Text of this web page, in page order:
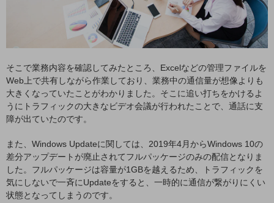
自動化・省電化
人材不足解消
業種・業態で探す
自治体
一次産業
医療・介護
そこで業務内容を確認してみたところ、Excelなどの管理ファイルを
Web上で共有しながら作業しており、業務中の通信量が想像よりも
大きくなっていたことがわかりました。そこに追い打ちをかけるよ
うにトラフィックの大きなビデオ会議が行われたことで、通話に支
障が出ていたのです。
また、Windows Updateに関しては、2019年4月からWindows 10の
差分アップデートが廃止されてフルパッケージのみの配信となりま
した。フルパッケージは容量が1GBを越えるため、トラフィックを
気にしないで一斉にUpdateをすると、一時的に通信が繋がりにくい
状態となってしまうのです。